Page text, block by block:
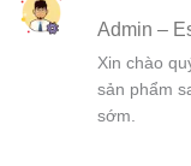
hạng55
Admin –
Xin chào
sản phẩm
sớm.